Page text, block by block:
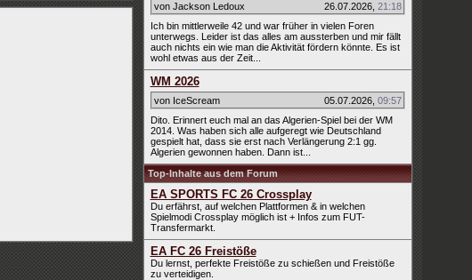
von Jackson Ledoux 26.07.2026, 21:18
Ich bin mittlerweile 42 und war früher in vielen Foren
unterwegs. Leider ist das alles am aussterben und mir fällt
auch nichts ein wie man die Aktivität fördern könnte. Es ist
wohl etwas aus der Zeit...
WM 2026
von IceScream 05.07.2026, 09:57
Dito. Erinnert euch mal an das Algerien-Spiel bei der WM
2014. Was haben sich alle aufgeregt wie Deutschland
gespielt hat, dass sie erst nach Verlängerung 2:1 gg.
Algerien gewonnen haben. Dann ist...
Top-Inhalte aus dem Forum
EA SPORTS FC 26 Crossplay
Du erfährst, auf welchen Plattformen & in welchen
Spielmodi Crossplay möglich ist + Infos zum FUT-
Transfermarkt.
EA FC 26 Freistöße
Du lernst, perfekte Freistöße zu schießen und Freistöße
zu verteidigen.